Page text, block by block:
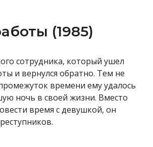
(1985)
сотрудника, который ушел
и вернулся обратно. Тем не
времени ему удалось
ночь в своей жизни. Вместо
время с девушкой, он